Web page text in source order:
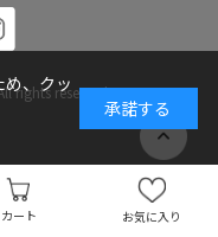
カート お気に入り
rights reserved.
、クッ
承諾する